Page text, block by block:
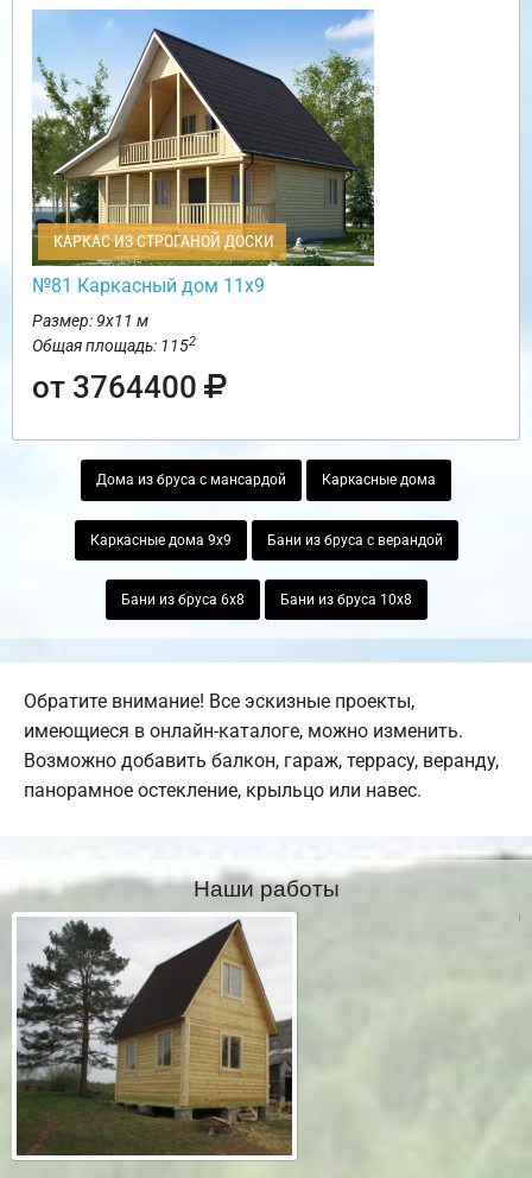
КАРКАС ИЗ СТРОГАНОЙ ДОСКИ
№81 Каркасный дом 11х9
Размер: 9х11 м
Общая площадь: 1152
от 3764400
Дома из бруса с мансардой Каркасные дома
Каркасные дома 9х9 Бани из бруса с верандой
Бани из бруса 6х8 Бани из бруса 10х8
Обратите внимание! Все эскизные проекты,
имеющиеся в онлайн-каталоге, можно изменить.
Возможно добавить балкон, гараж, террасу, веранду,
панорамное остекление, крыльцо или навес.
Наши работы